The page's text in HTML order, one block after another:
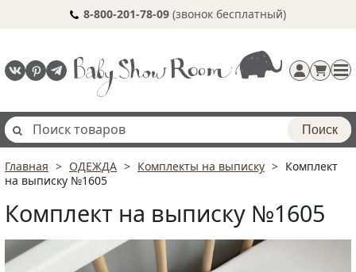
8-800-201-78-09 (звонок бесплатный)
Поиск
Главная ОДЕЖДА Комплекты на выписку
Комплект
на выписку №1605
Комплект на выписку №1605